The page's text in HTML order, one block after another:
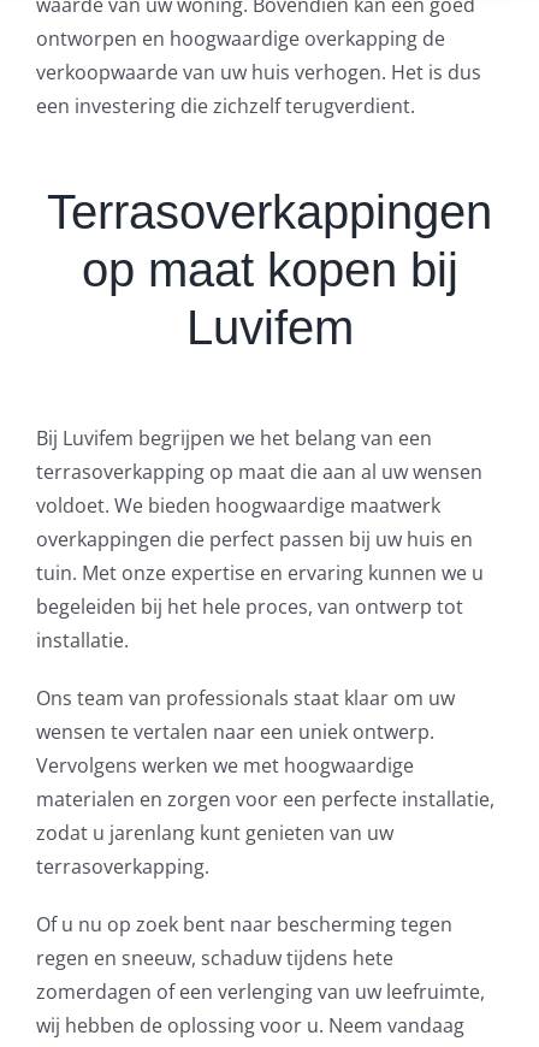
ontworpen en hoogwaardige overkapping de
verkoopwaarde van uw huis verhogen. Het is dus
een investering die zichzelf terugverdient.
Terrasoverkappingen
op maat kopen bij
Luvifem
Bij Luvifem begrijpen we het belang van een
terrasoverkapping op maat die aan al uw wensen
voldoet. We bieden hoogwaardige maatwerk
overkappingen die perfect passen bij uw huis en
tuin. Met onze expertise en ervaring kunnen we u
begeleiden bij het hele proces, van ontwerp tot
installatie.
Ons team van professionals staat klaar om uw
wensen te vertalen naar een uniek ontwerp.
Vervolgens werken we met hoogwaardige
materialen en zorgen voor een perfecte installatie,
zodat u jarenlang kunt genieten van uw
terrasoverkapping.
Of u nu op zoek bent naar bescherming tegen
regen en sneeuw, schaduw tijdens hete
zomerdagen of een verlenging van uw leefruimte,
wij hebben de oplossing voor u. Neem vandaag